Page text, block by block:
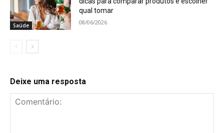
Saúde
qual tomar
08/06/2026
Deixe uma resposta